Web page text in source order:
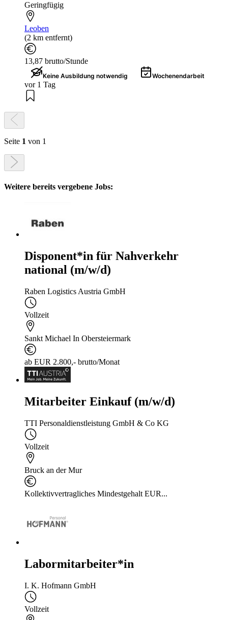
Geringfügig
Leoben
(2 km entfernt)
13,87 brutto/Stunde
Keine Ausbildung notwendig Wochenendarbeit
vor 1 Tag
Seite 1 von 1
Weitere bereits vergebene Jobs:
Disponent*in für Nahverkehr
national (m/w/d)
Raben Logistics Austria GmbH
Vollzeit
Sankt Michael In Obersteiermark
ab EUR 2.800,- brutto/Monat
Mitarbeiter Einkauf (m/w/d)
TTI Personaldienstleistung GmbH & Co KG
Vollzeit
Bruck an der Mur
Kollektivvertragliches Mindestgehalt EUR...
Labormitarbeiter*in
I. K. Hofmann GmbH
Vollzeit